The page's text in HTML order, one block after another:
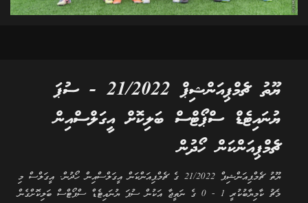
ޔޫތު ޗެމްޕިއަންޝިޕް 21/2022 - ސުޕަ
ޔުނައިޓެޑް ސްޕޯޓްސް ބަލިކޮށް އީގަލްސްއިން
ޗެމްޕިއަންކަން ހޯދުން
ޔޫތު ޗެމްޕިއަންޝިޕް 21/2022 ގެ ޗެމްޕިއަންކަން އީގަލްސްއިން ހޯދުން. އީގަލްސް މި
މެޗު ކާމިޔާބުކުރީ 1 - 0 ގެ ނަތީޖާ އަކުން ސުޕަ ޔުނައިޓެޑް ސްޕޯޓްސް ބަލިކޮށްގެން